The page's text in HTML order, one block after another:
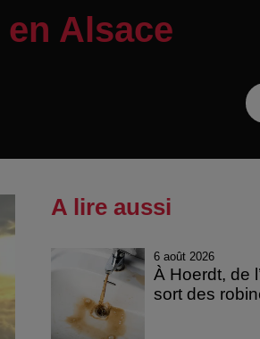
Alsace
A lire aussi
6 août 2026
À Hoerdt, de
sort des